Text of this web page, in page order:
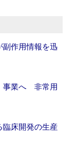
副作用情報を迅
事業へ 非常用
臨床開発の生産